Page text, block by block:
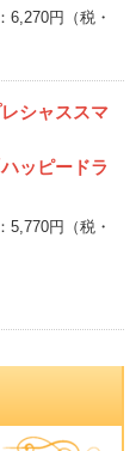
6,270円
（税・
シャススマ
ッピードラ
5,770円
（税・